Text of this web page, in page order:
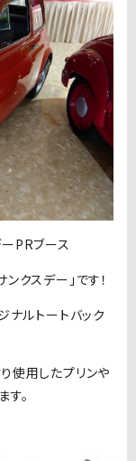
PRブース
クスデー」です！
ナルトートバック
使用したプリンや
。